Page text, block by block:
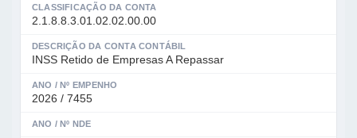
CLASSIFICAÇÃO DA CONTA
2.1.8.8.3.01.02.02.00.00
DESCRIÇÃO DA CONTA CONTÁBIL
INSS Retido de Empresas A Repassar
ANO / Nº EMPENHO
2026 / 7455
ANO / Nº NDE